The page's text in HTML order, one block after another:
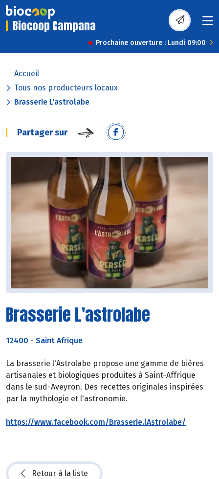
Biocoop Campana
Prochaine ouverture : Lundi 09:00
Accueil
Tous nos producteurs locaux
Brasserie L'astrolabe
Partager sur
Brasserie L'astrolabe
12400 - Saint Afrique
La brasserie l'Astrolabe propose une gamme de bières
artisanales et biologiques produites à Saint-Affrique
dans le sud-Aveyron. Des recettes originales inspirées
par la mythologie et l'astronomie.
https://www.facebook.com/Brasserie.lAstrolabe/
Retour à la liste